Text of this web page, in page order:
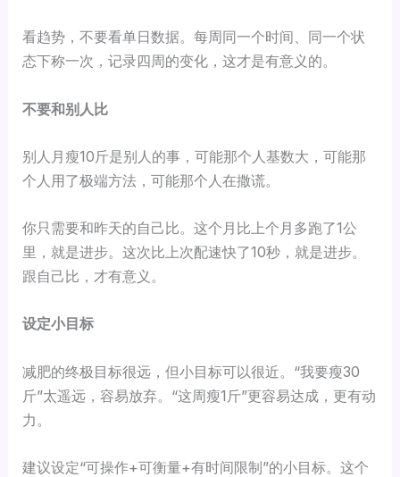
看趋势，不要看单日数据。每周同一个时间、同一个状
态下称一次，记录四周的变化，这才是有意义的。
不要和别人比
别人月瘦10斤是别人的事，可能那个人基数大，可能那
个人用了极端方法，可能那个人在撒谎。
你只需要和昨天的自己比。这个月比上个月多跑了1公
里，就是进步。这次比上次配速快了10秒，就是进步。
跟自己比，才有意义。
设定小目标
减肥的终极目标很远，但小目标可以很近。“我要瘦30
斤”太遥远，容易放弃。“这周瘦1斤”更容易达成，更有动
力。
建议设定“可操作+可衡量+有时间限制”的小目标。这个